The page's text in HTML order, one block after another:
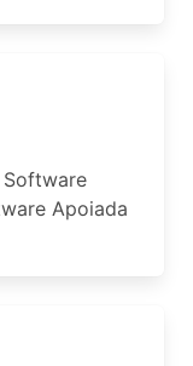
Apoiada